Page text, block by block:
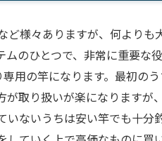
様々ありますが、何よりも
のひとつで、非常に重要な
用の竿になります。最初の
が取り扱いが楽になりますが
ないうちは安い竿でも十分